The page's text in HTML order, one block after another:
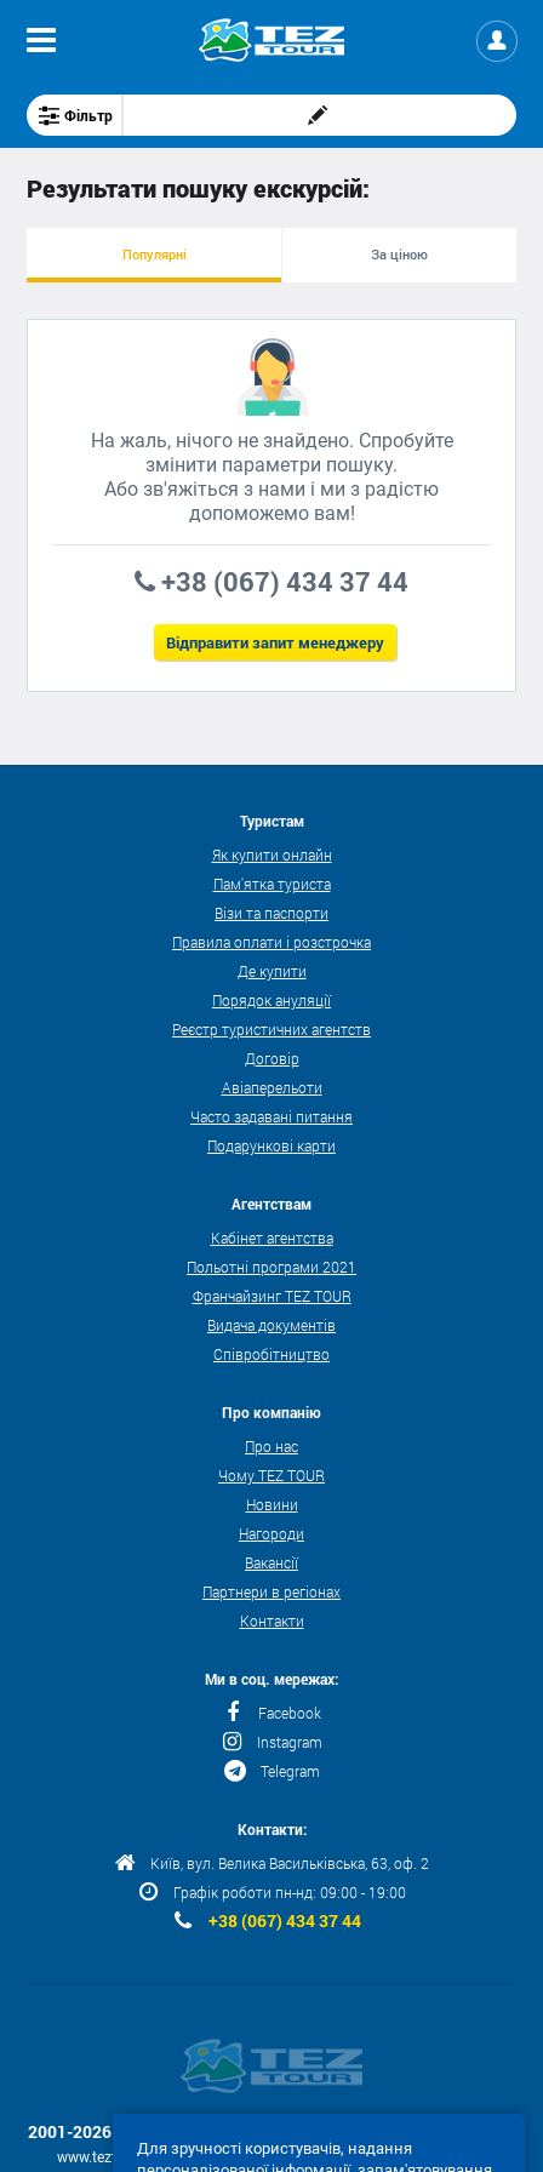
Фільтр
Результати пошуку екскурсій:
Популярні За ціною
На жаль, нічого не знайдено. Спробуйте
змінити параметри пошуку.
Або зв'яжіться з нами і ми з радістю
допоможемо вам!
+38 (067) 434 37 44
Відправити запит менеджеру
Туристам
Як купити онлайн
Пам'ятка туриста
Візи та паспорти
Правила оплати і розстрочка
Де купити
Порядок ануляції
Реєстр туристичних агентств
Договір
Авіаперельоти
Часто задавані питання
Подарункові карти
Агентствам
Кабінет агентства
Польотні програми 2021
Франчайзинг TEZ TOUR
Видача документів
Співробітництво
Про компанію
Про нас
Чому TEZ TOUR
Новини
Нагороди
Вакансії
Партнери в регіонах
Контакти
Ми в соц. мережах:
Facebook
Instagram
Telegram
Контакти:
Київ, вул. Велика Васильківська, 63, оф. 2
Графік роботи пн-нд: 09:00 - 19:00
+38 (067) 434 37 44
2001-2026 © TEZ TOUR
www.teztour.ua допускається тільки за запитом із письмового
Для зручності користувачів, надання